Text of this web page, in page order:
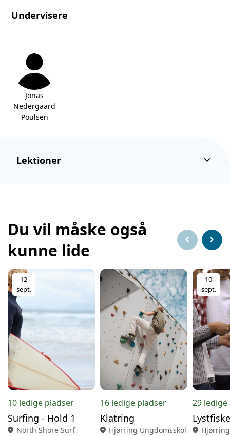
Undervisere
Jonas
Nedergaard
Poulsen
Lektioner keyboard_arrow_down
Du vil måske også
kunne lide
chevron_left chevron_right
12
sept.
10 ledige pladser
Surfing - Hold 1
location_on North Shore Surf
16 ledige pladser
Klatring
location_on Hjørring Ungdomsskole
10
sept.
29
location_on